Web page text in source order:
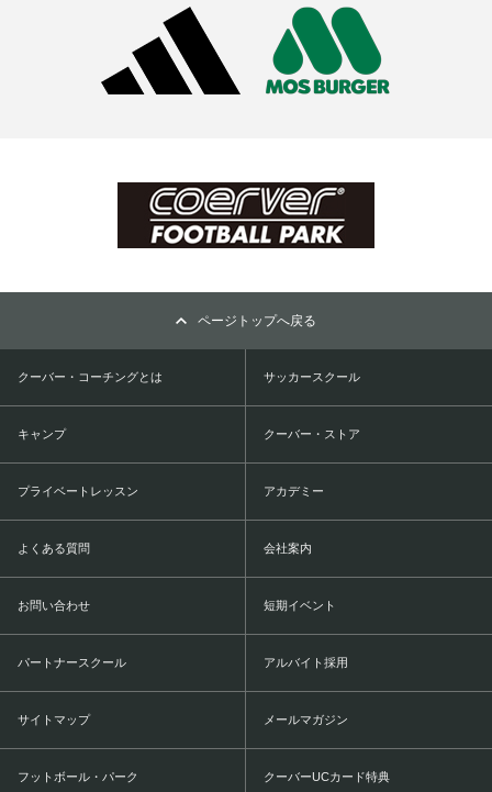
ページトップへ戻る
クーバー・コーチングとは サッカースクール
キャンプ クーバー・ストア
プライベートレッスン アカデミー
よくある質問 会社案内
お問い合わせ 短期イベント
パートナースクール アルバイト採用
サイトマップ メールマガジン
フットボール・パーク クーバーUCカード特典